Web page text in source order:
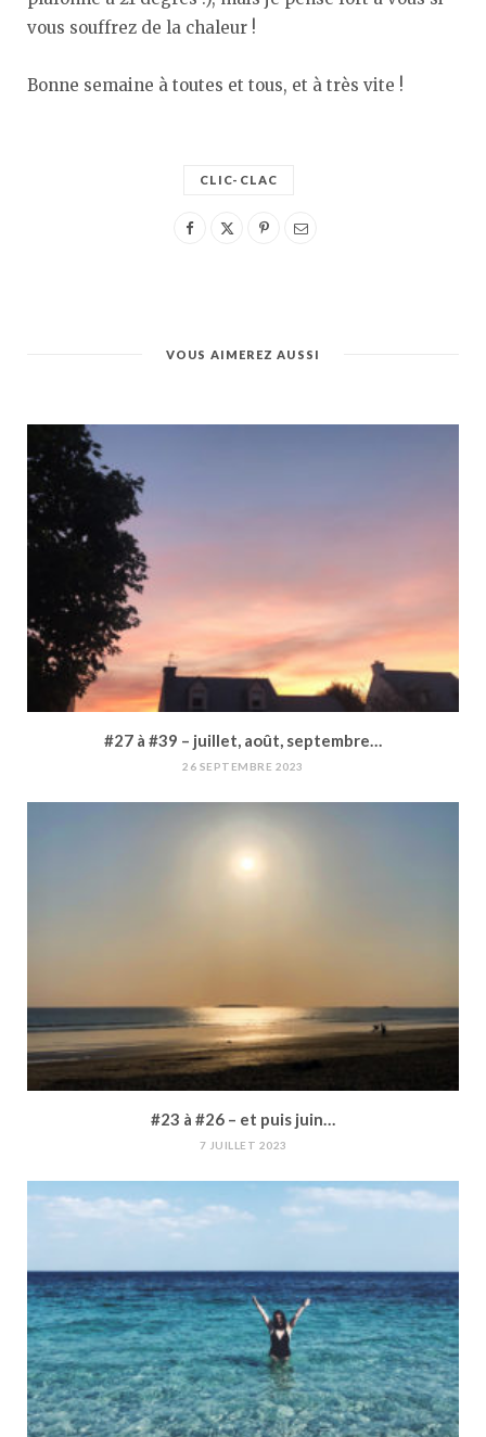
vous souffrez de la chaleur !
Bonne semaine à toutes et tous, et à très vite !
CLIC-CLAC
VOUS AIMEREZ AUSSI
#27 à #39 – juillet, août, septembre…
26 SEPTEMBRE 2023
#23 à #26 – et puis juin…
7 JUILLET 2023